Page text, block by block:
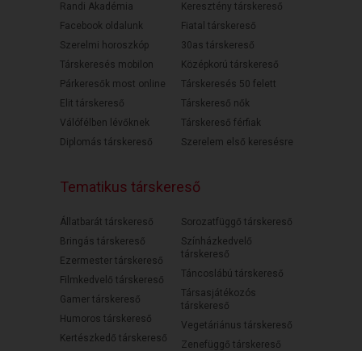
Randi Akadémia
Facebook oldalunk
Szerelmi horoszkóp
Társkeresés mobilon
Párkeresők most online
Elit társkereső
Válófélben lévőknek
Diplomás társkereső
Keresztény társkereső
Fiatal társkereső
30as társkereső
Középkorú társkereső
Társkeresés 50 felett
Társkereső nők
Társkereső férfiak
Szerelem első keresésre
Tematikus társkereső
Állatbarát társkereső
Bringás társkereső
Ezermester társkereső
Filmkedvelő társkereső
Gamer társkereső
Humoros társkereső
Kertészkedő társkereső
Sorozatfüggő társkereső
Színházkedvelő
társkereső
Táncoslábú társkereső
Társasjátékozós
társkereső
Vegetáriánus társkereső
Zenefüggő társkereső